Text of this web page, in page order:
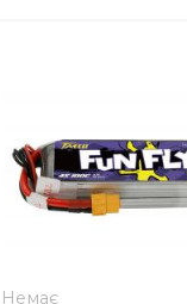
Немає